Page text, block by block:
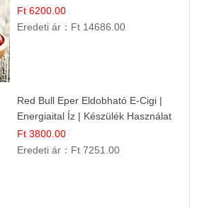
Ízélmény!
Ft 6200.00
Eredeti ár： Ft 14686.00
Red Bull Eper Eldobható E-Cigi |
Energiaital Íz | Készülék Használat
Ft 3800.00
Eredeti ár： Ft 7251.00